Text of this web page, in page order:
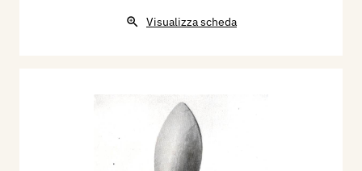
Visualizza scheda